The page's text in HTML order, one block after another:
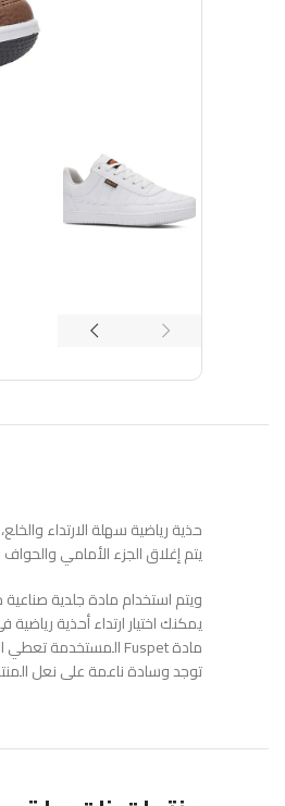
حذية رياضية سهلة الارتداء
يتم إغلاق الجزء الأمامي
ويتم استخدام مادة جلدية
يمكنك اختيار ارتداء أحذية رياضية
مادة Fuspet المستخدمة تعطي الحذاء مظهرًا عالي الجودة، مدعومًا بمادة لاصقة. لا ينفك أو يذوب أو يتدهور في ظل الظروف المناسبة.
توجد وسادة ناعمة على نعل